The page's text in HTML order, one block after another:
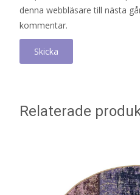
denna webbläsare till nästa
kommentar.
Relaterade